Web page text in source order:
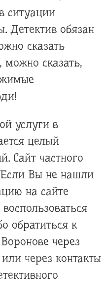
ситуации
Детектив обязан
сказать
можно сказать,
услуги в
целый
Сайт частного
Вы не нашли
на сайте
обратиться к
через
через контакты